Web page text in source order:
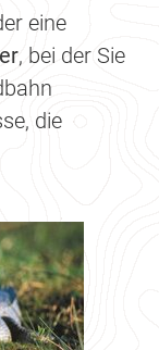
eine
, bei der Sie
die